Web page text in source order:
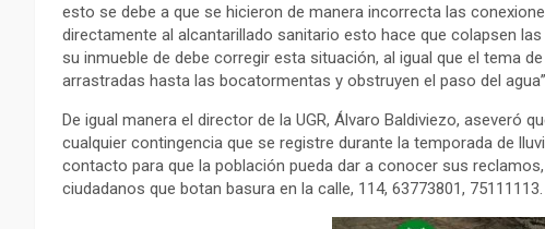
esto se debe a que se hicieron de manera incorrecta las
directamente al alcantarillado sanitario esto hace que colapsen
su inmueble de debe corregir esta situación, al igual que el tema
arrastradas hasta las bocatormentas y obstruyen el paso del
De igual manera el director de la UGR, Álvaro Baldiviezo, aseveró
cualquier contingencia que se registre durante la temporada de
contacto para que la población pueda dar a conocer sus
ciudadanos que botan basura en la calle, 114, 63773801, 75111113.